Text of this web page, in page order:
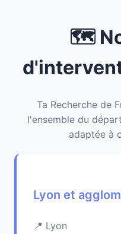
🗺️
Ta Recherche de
l'ensemble du
adaptée à
Lyon et
Lyon